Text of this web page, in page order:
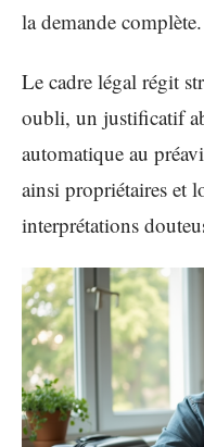
la demande complète.
Le cadre légal régit
oubli, un justificatif
automatique au
ainsi propriétaires et
interprétations